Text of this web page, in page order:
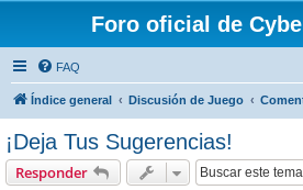
Foro oficial de
FAQ
Índice general Discusión de Juego
¡Deja Tus Sugerencias!
Responder